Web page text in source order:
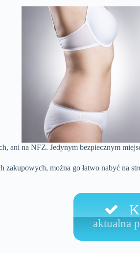
ani na NFZ. Jedynym bezpiecznym
można go łatwo nabyć na
aktualna